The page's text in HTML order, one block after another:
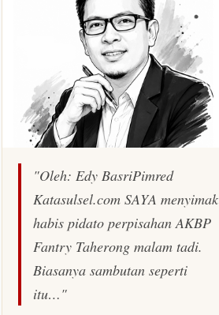
"Oleh: Edy BasriPimred
Katasulsel.com SAYA menyimak
habis pidato perpisahan AKBP
Fantry Taherong malam tadi.
Biasanya sambutan seperti
itu…"